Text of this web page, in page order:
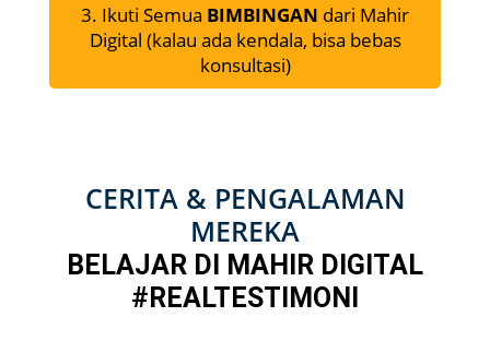
3. Ikuti Semua BIMBINGAN dari Mahir
Digital (kalau ada kendala, bisa bebas
konsultasi)
CERITA & PENGALAMAN
MEREKA
BELAJAR DI MAHIR DIGITAL
#REALTESTIMONI